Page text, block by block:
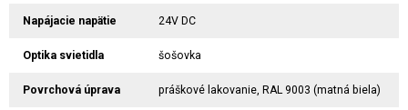
Napájacie napätie 24V DC
Optika svietidla šošovka
Povrchová úprava práškové lakovanie, RAL 9003 (matná biela)